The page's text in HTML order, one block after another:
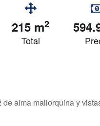
215 m2
Total
alma mallorquina y